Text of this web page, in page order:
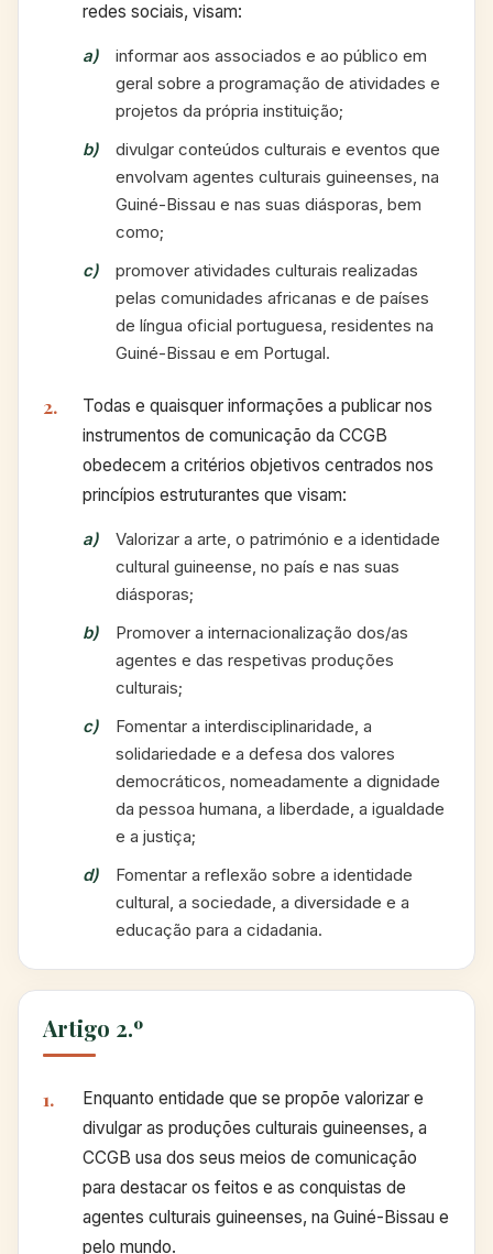
redes sociais, visam:
informar aos associados e ao público em
geral sobre a programação de atividades e
projetos da própria instituição;
divulgar conteúdos culturais e eventos que
envolvam agentes culturais guineenses, na
Guiné-Bissau e nas suas diásporas, bem
como;
promover atividades culturais realizadas
pelas comunidades africanas e de países
de língua oficial portuguesa, residentes na
Guiné-Bissau e em Portugal.
Todas e quaisquer informações a publicar nos
instrumentos de comunicação da CCGB
obedecem a critérios objetivos centrados nos
princípios estruturantes que visam:
Valorizar a arte, o património e a identidade
cultural guineense, no país e nas suas
diásporas;
Promover a internacionalização dos/as
agentes e das respetivas produções
culturais;
Fomentar a interdisciplinaridade, a
solidariedade e a defesa dos valores
democráticos, nomeadamente a dignidade
da pessoa humana, a liberdade, a igualdade
e a justiça;
Fomentar a reflexão sobre a identidade
cultural, a sociedade, a diversidade e a
educação para a cidadania.
Artigo 2.º
Enquanto entidade que se propõe valorizar e
divulgar as produções culturais guineenses, a
CCGB usa dos seus meios de comunicação
para destacar os feitos e as conquistas de
agentes culturais guineenses, na Guiné-Bissau e
pelo mundo.